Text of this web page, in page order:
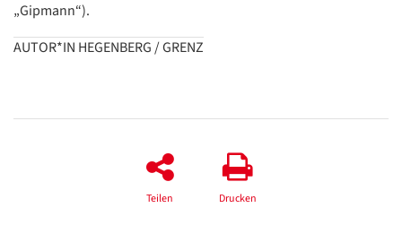
„Gipmann“).
AUTOR*IN HEGENBERG / GRENZ
Teilen Drucken
Datenschutzerklärung